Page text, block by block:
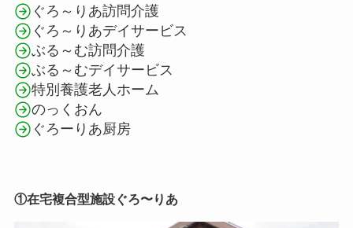
ぐろ～りあ訪問介護
ぐろ～りあデイサービス
ぶる～む訪問介護
ぶる～むデイサービス
特別養護老人ホーム
のっくおん
ぐろーりあ厨房
①在宅複合型施設ぐろ〜りあ